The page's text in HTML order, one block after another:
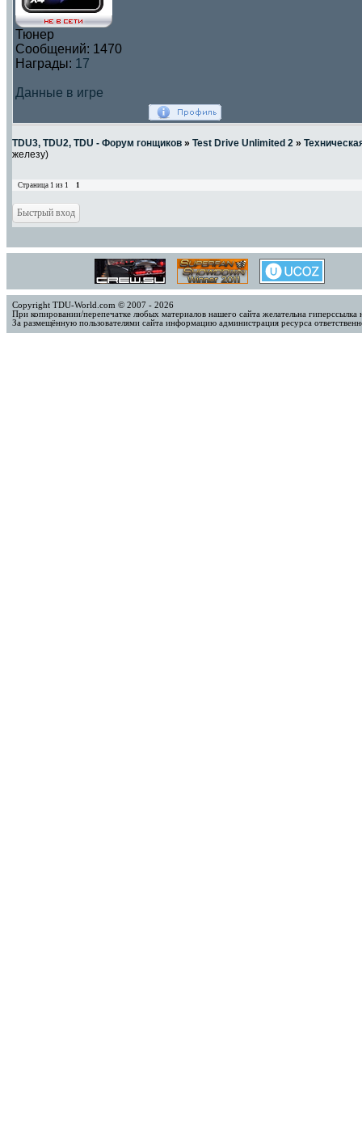
Тюнер
Сообщений: 1470
Награды: 17
Данные в игре
TDU3, TDU2, TDU - Форум гонщиков » Test Drive Unlimited 2 »
железу)
Страница 1 из 1 1
Copyright TDU-World.com © 2007 - 2026
При копировании/перепечатке любых материалов нашего сайта желательна
За размещённую пользователями сайта информацию администрация ресурса